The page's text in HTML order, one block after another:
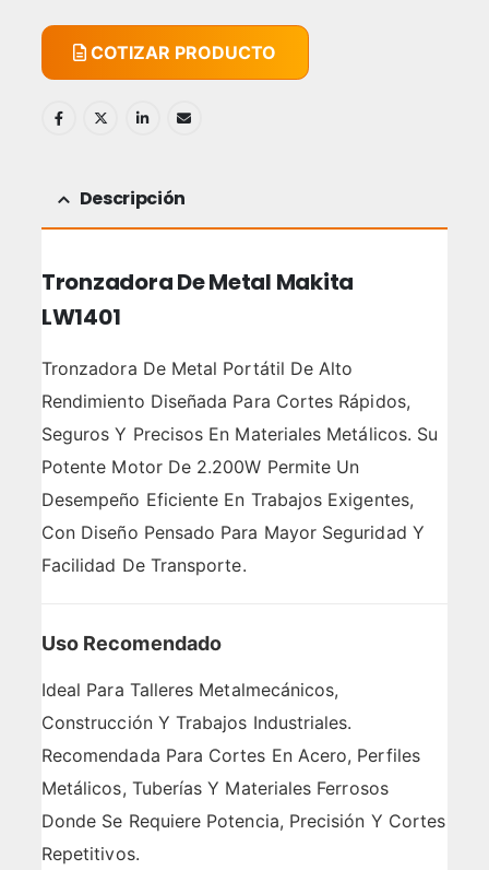
COTIZAR PRODUCTO
Descripción
Tronzadora De Metal Makita
LW1401
Tronzadora De Metal Portátil De Alto
Rendimiento Diseñada Para Cortes Rápidos,
Seguros Y Precisos En Materiales Metálicos. Su
Potente Motor De 2.200W Permite Un
Desempeño Eficiente En Trabajos Exigentes,
Con Diseño Pensado Para Mayor Seguridad Y
Facilidad De Transporte.
Uso Recomendado
Ideal Para Talleres Metalmecánicos,
Construcción Y Trabajos Industriales.
Recomendada Para Cortes En Acero, Perfiles
Metálicos, Tuberías Y Materiales Ferrosos
Donde Se Requiere Potencia, Precisión Y Cortes
Repetitivos.